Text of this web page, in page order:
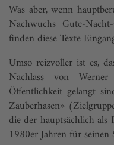
Was aber, wenn
Nachwuchs Gute-
finden diese Texte
Umso reizvoller ist es,
Nachlass von
Öffentlichkeit gelangt
Zauberhasen»
die der hauptsächlich als
1980er Jahren für